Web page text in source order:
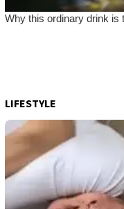
LIFESTYLE